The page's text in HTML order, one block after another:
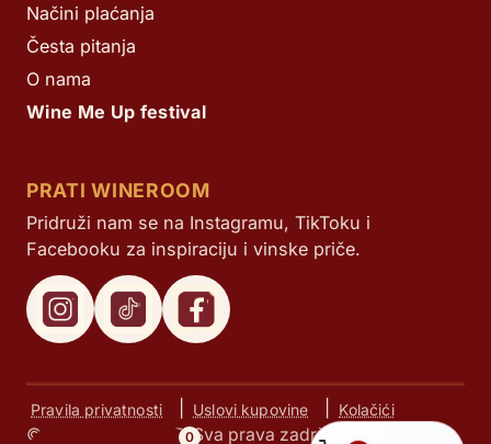
Načini plaćanja
Česta pitanja
O nama
Wine Me Up festival
PRATI WINEROOM
Pridruži nam se na Instagramu, TikToku i
Facebooku za inspiraciju i vinske priče.
Pravila privatnosti Uslovi kupovine Kolačići
© Next d.o.o. 2025. Sva prava zadržana.
0